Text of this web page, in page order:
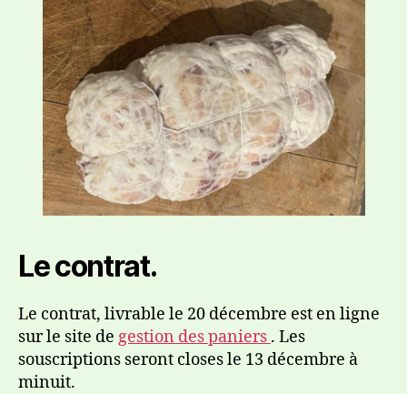
Le contrat.
Le contrat, livrable le 20 décembre est en ligne
sur le site de gestion des paniers . Les
souscriptions seront closes le 13 décembre à
minuit.